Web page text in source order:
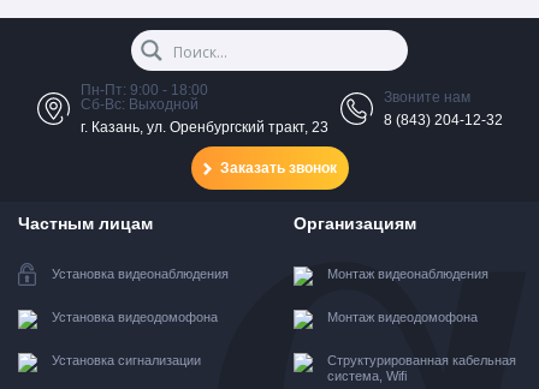
Пн-Пт: 9:00 - 18:00
Сб-Вс: Выходной
г. Казань, ул. Оренбургский тракт, 23
Звоните нам
8 (843) 204-12-32
Заказать звонок
Частным лицам
Установка видеонаблюдения
Установка видеодомофона
Установка сигнализации
Организациям
Монтаж видеонаблюдения
Монтаж видеодомофона
Структурированная кабельная
система, Wifi